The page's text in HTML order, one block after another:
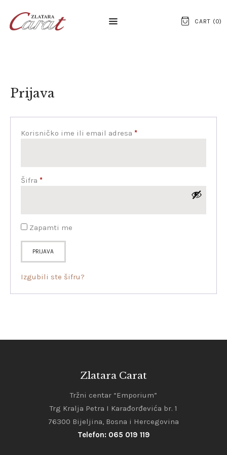
CART (0)
O NAMA
KONTAKT
SATOVI
Prijava
Korisničko ime ili email adresa *
Šifra *
Zapamti me
PRIJAVA
Izgubili ste šifru?
Zlatara Carat
Tržni centar “Emporium”
Trg Kralja Petra I Karađorđevića br. 1
76300 Bijeljina, Bosna i Hercegovina
Telefon: 065 019 119